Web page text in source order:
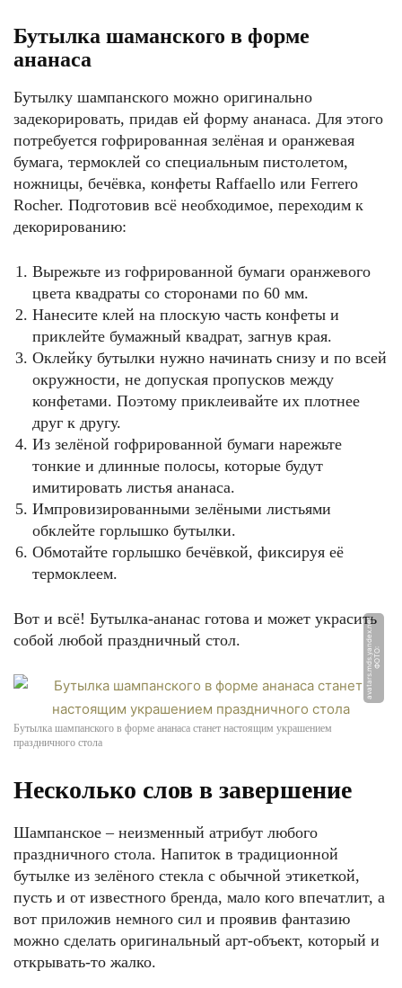
Бутылка шаманского в форме
ананаса
Бутылку шампанского можно оригинально
задекорировать, придав ей форму ананаса. Для этого
потребуется гофрированная зелёная и оранжевая
бумага, термоклей со специальным пистолетом,
ножницы, бечёвка, конфеты Raffaello или Ferrero
Rocher. Подготовив всё необходимое, переходим к
декорированию:
Вырежьте из гофрированной бумаги оранжевого
цвета квадраты со сторонами по 60 мм.
Нанесите клей на плоскую часть конфеты и
приклейте бумажный квадрат, загнув края.
Оклейку бутылки нужно начинать снизу и по всей
окружности, не допуская пропусков между
конфетами. Поэтому приклеивайте их плотнее
друг к другу.
Из зелёной гофрированной бумаги нарежьте
тонкие и длинные полосы, которые будут
имитировать листья ананаса.
Импровизированными зелёными листьями
обклейте горлышко бутылки.
Обмотайте горлышко бечёвкой, фиксируя её
термоклеем.
Вот и всё! Бутылка-ананас готова и может украсить
собой любой праздничный стол.
Ф
О
Т
О:
a
v
a
t
a
r
s.
m
d
s.
y
a
n
d
e
x.
n
e
t
Бутылка шампанского в форме ананаса станет настоящим украшением
праздничного стола
Несколько слов в завершение
Шампанское – неизменный атрибут любого
праздничного стола. Напиток в традиционной
бутылке из зелёного стекла с обычной этикеткой,
пусть и от известного бренда, мало кого впечатлит, а
вот приложив немного сил и проявив фантазию
можно сделать оригинальный арт-объект, который и
открывать-то жалко.